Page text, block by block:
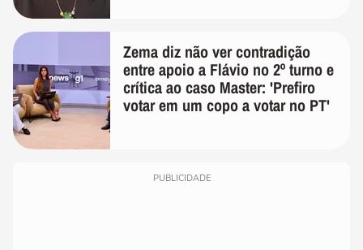
Zema diz não ver contradição
entre apoio a Flávio no 2º turno e
crítica ao caso Master: 'Prefiro
votar em um copo a votar no PT'
PUBLICIDADE